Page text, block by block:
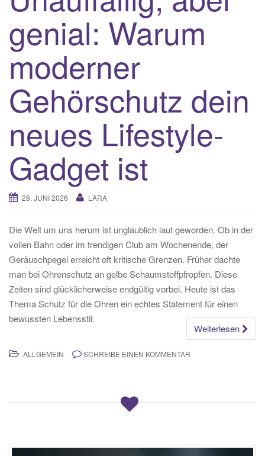
genial: Warum
moderner
Gehörschutz dein
neues Lifestyle-
Gadget ist
28. JUNI 2026 LARA
Die Welt um uns herum ist unglaublich laut geworden. Ob in der
vollen Bahn oder im trendigen Club am Wochenende, der
Geräuschpegel erreicht oft kritische Grenzen. Früher dachte
man bei Ohrenschutz an gelbe Schaumstoffpfropfen. Diese
Zeiten sind glücklicherweise endgültig vorbei. Heute ist das
Thema Schutz für die Ohren ein echtes Statement für einen
bewussten Lebensstil.
Weiterlesen
ALLGEMEIN SCHREIBE EINEN KOMMENTAR